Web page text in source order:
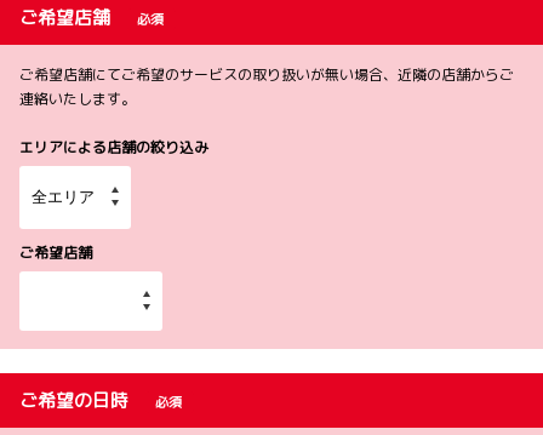
ご希望店舗 必須
ご希望店舗にてご希望のサービスの取り扱いが無い場合、近隣の店舗からご
連絡いたします。
エリアによる店舗の絞り込み
ご希望店舗
ご希望の日時 必須